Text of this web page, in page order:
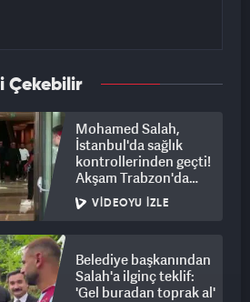
Çekebilir
Mohamed Salah,
İstanbul'da sağlık
kontrollerinden geçti!
Akşam Trabzon'da
olacak
VIDEOYU İZLE
Belediye başkanından
Salah'a ilginç teklif:
'Gel buradan toprak al'